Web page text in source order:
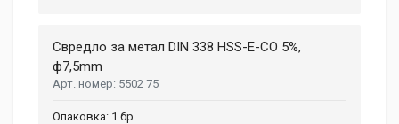
Свредло за метал DIN 338 HSS-E-CO 5%,
ф7,5mm
5502 75
1 бр.